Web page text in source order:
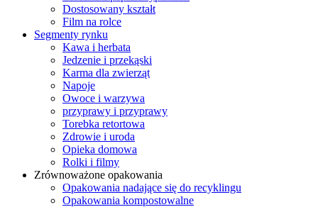
Dostosowany kształt
Film na rolce
Segmenty rynku
Kawa i herbata
Jedzenie i przekąski
Karma dla zwierząt
Napoje
Owoce i warzywa
przyprawy i przyprawy
Torebka retortowa
Zdrowie i uroda
Opieka domowa
Rolki i filmy
Zrównoważone opakowania
Opakowania nadające się do recyklingu
Opakowania kompostowalne